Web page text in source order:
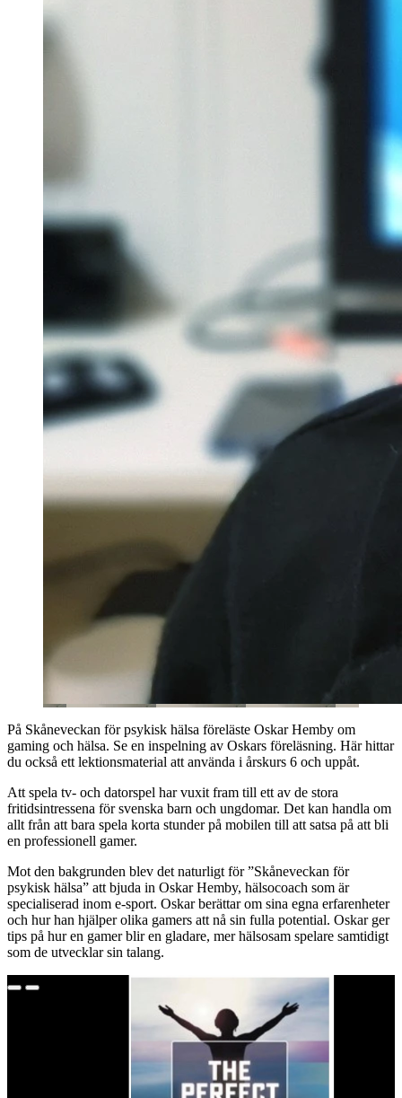
På Skåneveckan för psykisk hälsa föreläste Oskar Hemby om
gaming och hälsa. Se en inspelning av Oskars föreläsning. Här hittar
du också ett lektionsmaterial att använda i årskurs 6 och uppåt.
Att spela tv- och datorspel har vuxit fram till ett av de stora
fritidsintressena för svenska barn och ungdomar. Det kan handla om
allt från att bara spela korta stunder på mobilen till att satsa på att bli
en professionell gamer.
Mot den bakgrunden blev det naturligt för ”Skåneveckan för
psykisk hälsa” att bjuda in Oskar Hemby, hälsocoach som är
specialiserad inom e-sport. Oskar berättar om sina egna erfarenheter
och hur han hjälper olika gamers att nå sin fulla potential. Oskar ger
tips på hur en gamer blir en gladare, mer hälsosam spelare samtidigt
som de utvecklar sin talang.